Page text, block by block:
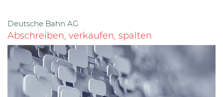
Deutsche Bahn AG
Abschreiben, verkaufen, spalten